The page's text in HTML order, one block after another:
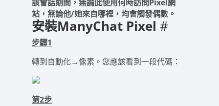
該會話期間，無論此使用何時訪問Pixel網
站，無論他/她來自哪裡，均會觸發偶數。
安裝ManyChat Pixel #
步驟1
轉到自動化→像素。您應該看到一段代碼：
第2步